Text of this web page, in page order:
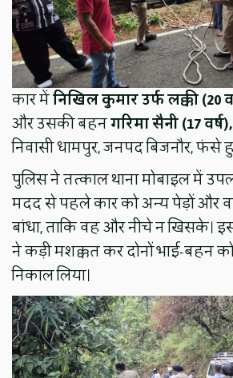
कार मेंनिखिल कुमार उर्फ लक्की (20
और उसकी बहनगरिमा सैनी (17
निवासी धामपुर, जनपद बिजनौर, फंसे
पुलिस ने तत्काल थाना मोबाइल में
मदद से पहले कार को अन्य पेड़ों और
बांधा, ताकि वह और नीचे न खिसके।
ने कड़ी मशक्कत कर दोनों भाई-बहन
निकाल लिया।